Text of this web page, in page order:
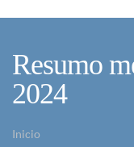
Resumo
2024
Inicio